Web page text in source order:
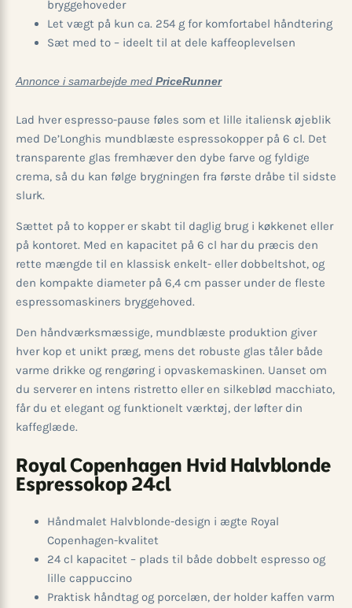
bryggehoveder
Let vægt på kun ca. 254 g for komfortabel håndtering
Sæt med to – ideelt til at dele kaffe­oplevelsen
Annonce i samarbejde med PriceRunner
Lad hver espresso-pause føles som et lille italiensk øjeblik
med De’Longhis mundblæste espressokopper på 6 cl. Det
transparente glas fremhæver den dybe farve og fyldige
crema, så du kan følge brygningen fra første dråbe til sidste
slurk.
Sættet på to kopper er skabt til daglig brug i køkkenet eller
på kontoret. Med en kapacitet på 6 cl har du præcis den
rette mængde til en klassisk enkelt- eller dobbeltshot, og
den kompakte diameter på 6,4 cm passer under de fleste
espressomaskiners bryggehoved.
Den håndværksmæssige, mundblæste produktion giver
hver kop et unikt præg, mens det robuste glas tåler både
varme drikke og rengøring i opvaskemaskinen. Uanset om
du serverer en intens ristretto eller en silke­blød macchiato,
får du et elegant og funktionelt værktøj, der løfter din
kaffeglæde.
Royal Copenhagen Hvid Halvblonde
Espressokop 24cl
Håndmalet Halvblonde-design i ægte Royal
Copenhagen-kvalitet
24 cl kapacitet – plads til både dobbelt espresso og
lille cappuccino
Praktisk håndtag og porcelæn, der holder kaffen varm